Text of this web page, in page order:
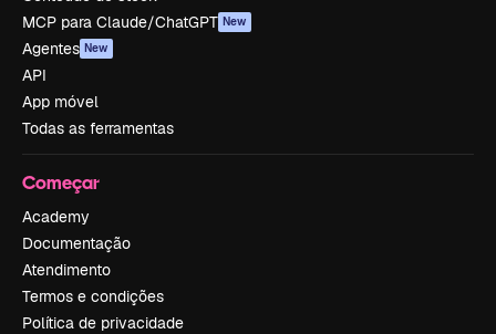
MCP para Claude/ChatGPT New
Agentes New
API
App móvel
Todas as ferramentas
Começar
Academy
Documentação
Atendimento
Termos e condições
Política de privacidade